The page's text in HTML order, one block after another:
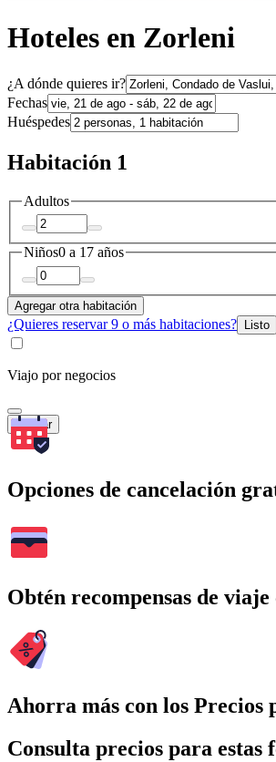
Hoteles en Zorleni
¿A dónde quieres ir?
Fechas
Huéspedes
Habitación 1
Adultos
Niños0 a 17 años
Agregar otra habitación
¿Quieres reservar 9 o más habitaciones? Listo
Viajo por negocios
Buscar
Opciones de cancelación
Obtén recompensas de
Ahorra más con los Precios
Consulta precios para estas